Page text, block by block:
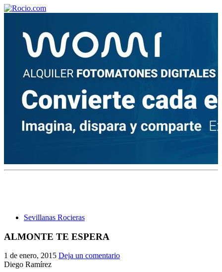
Sevillanas Rocieras
ALMONTE TE ESPERA
1 de enero, 2015 Deja un comentario
Diego Ramírez
¡Bienvenido! Soy el asistente virtual de rocio.com.
¿En qué puedo ayudarte?
¿Cuándo se construyó la primera ermita?
El traslado cada siete años
Rocío?